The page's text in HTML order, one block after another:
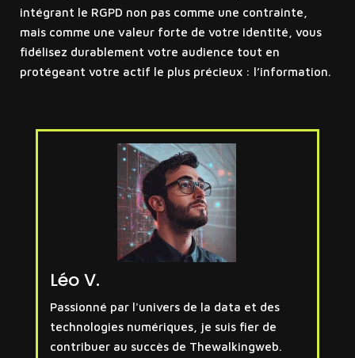
intégrant le RGPD non pas comme une contrainte,
mais comme une valeur forte de votre identité, vous
fidélisez durablement votre audience tout en
protégeant votre actif le plus précieux : l’information.
Léo V.
Passionné par l'univers de la data et des
technologies numériques, je suis fier de
contribuer au succès de Thewalkingweb.